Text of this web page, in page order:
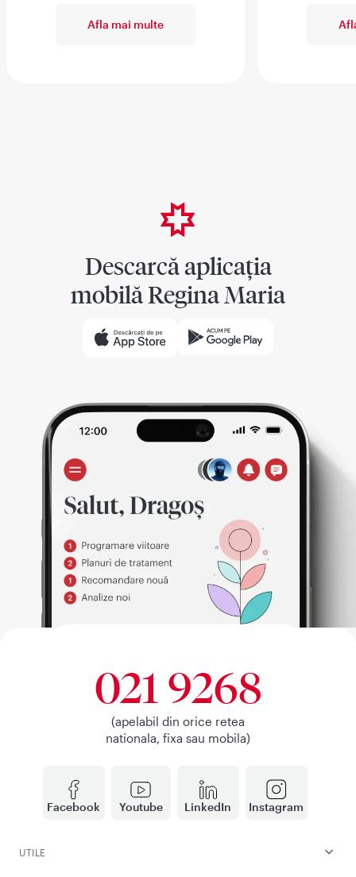
Afla mai multe
Descarcă aplicația
mobilă Regina Maria
Facebook Youtube LinkedIn Instagram
021 9268
(apelabil din orice retea
nationala, fixa sau mobila)
UTILE